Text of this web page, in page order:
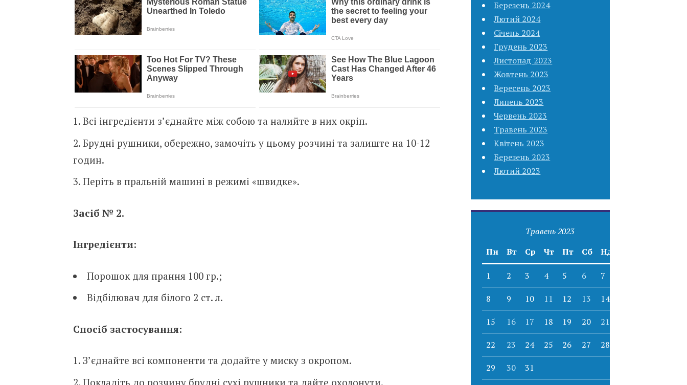
Всі інгредієнти з’єднайте між собою та налийте в них окріп.
Брудні рушники, обережно, замочіть у цьому розчині та залиште на 10-12
годин.
Періть в пральній машині в режимі «швидке».
Засіб № 2.
Інгредієнти:
Порошок для прання 100 гр.;
Відбілювач для білого 2 ст. л.
Спосіб застосування:
З’єднайте всі компоненти та додайте у миску з окропом.
Покладіть до розчину брудні сухі рушники та дайте охолонути.
Березень 2024
Лютий 2024
Січень 2024
Грудень 2023
Листопад 2023
Жовтень 2023
Вересень 2023
Липень 2023
Червень 2023
Травень 2023
Квітень 2023
Березень 2023
Лютий 2023
Травень 2023
Пн
Вт Ср Чт Пт Сб Нд
1 2 3 4 5 6 7
8 9 10 11 12 13 14
15 16 17 18 19 20 21
22 23 24 25 26 27 28
29 30 31